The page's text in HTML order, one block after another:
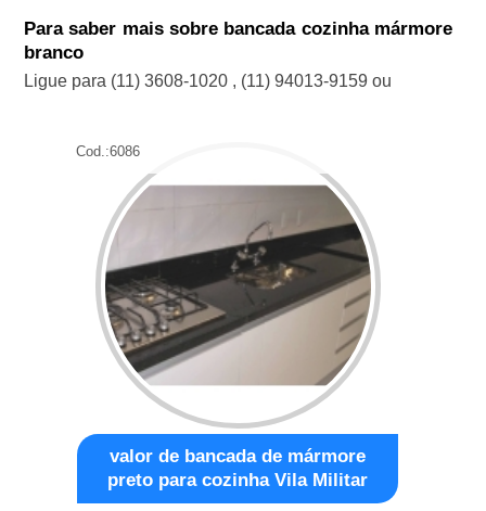
Para saber mais sobre bancada cozinha mármore
branco
Ligue para (11) 3608-1020, (11) 94013-9159 ou
Cod.:6086
valor de bancada de mármore
preto para cozinha Vila Militar